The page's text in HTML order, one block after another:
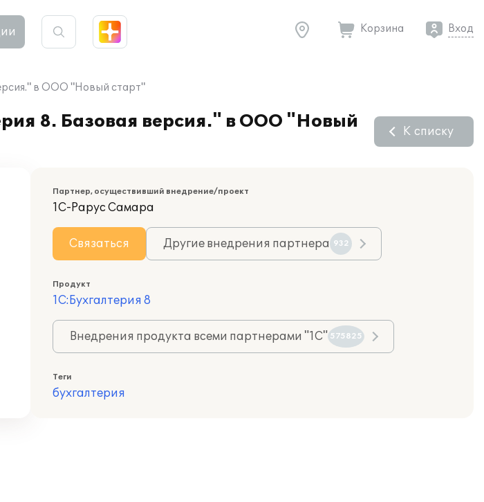
Корзина Вход
в ООО "Новый старт"
8. Базовая версия." в ООО "Новый
К списку
Партнер, осуществивший внедрение/проект
1С-Рарус Самара
Связаться Другие внедрения партнера 932
Продукт
1С:Бухгалтерия 8
Внедрения продукта всеми партнерами "1С" 575825
Теги
бухгалтерия